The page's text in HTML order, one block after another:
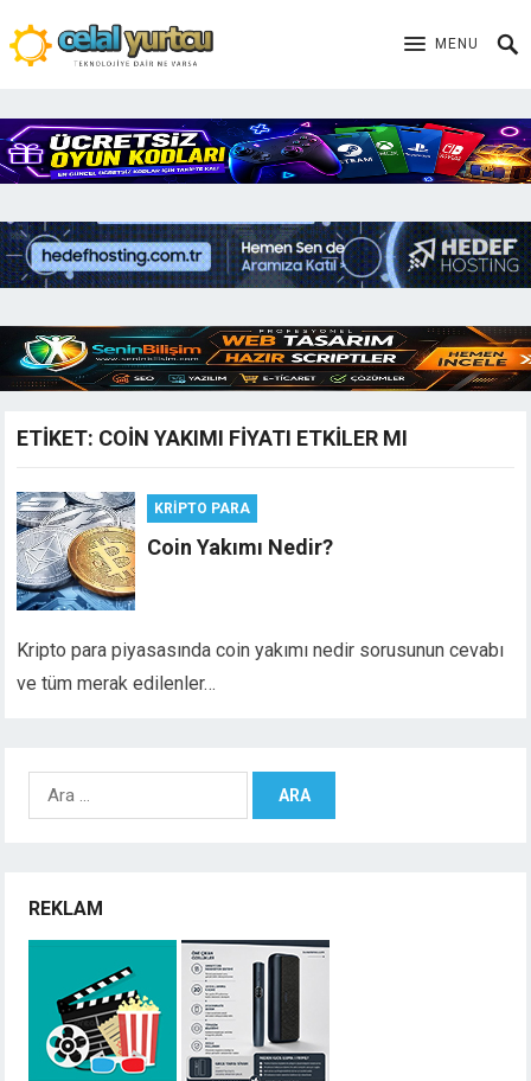
MENU
ETIKET: COIN YAKIMI FIYATI ETKILER MI
KRIPTO PARA
Coin Yakımı Nedir?
Kripto para piyasasında coin yakımı nedir sorusunun cevabı
ve tüm merak edilenler…
Arama:
REKLAM